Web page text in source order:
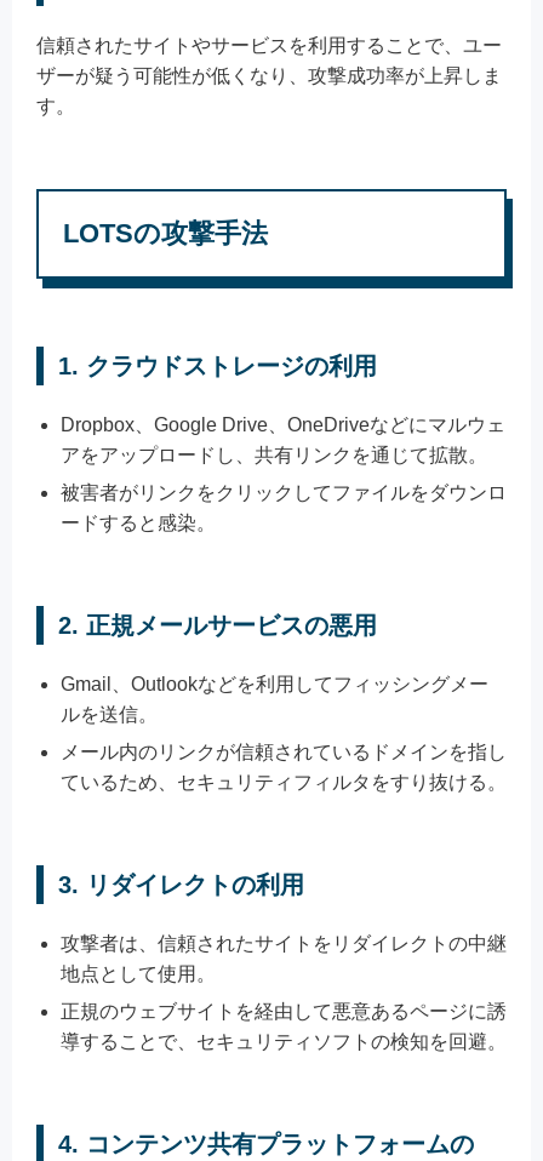
信頼されたサイトやサービスを利用することで、ユー
ザーが疑う可能性が低くなり、攻撃成功率が上昇しま
す。
LOTSの攻撃手法
1. クラウドストレージの利用
Dropbox、Google Drive、OneDriveなどにマルウェ
アをアップロードし、共有リンクを通じて拡散。
被害者がリンクをクリックしてファイルをダウンロ
ードすると感染。
2. 正規メールサービスの悪用
Gmail、Outlookなどを利用してフィッシングメー
ルを送信。
メール内のリンクが信頼されているドメインを指し
ているため、セキュリティフィルタをすり抜ける。
3. リダイレクトの利用
攻撃者は、信頼されたサイトをリダイレクトの中継
地点として使用。
正規のウェブサイトを経由して悪意あるページに誘
導することで、セキュリティソフトの検知を回避。
4. コンテンツ共有プラットフォームの